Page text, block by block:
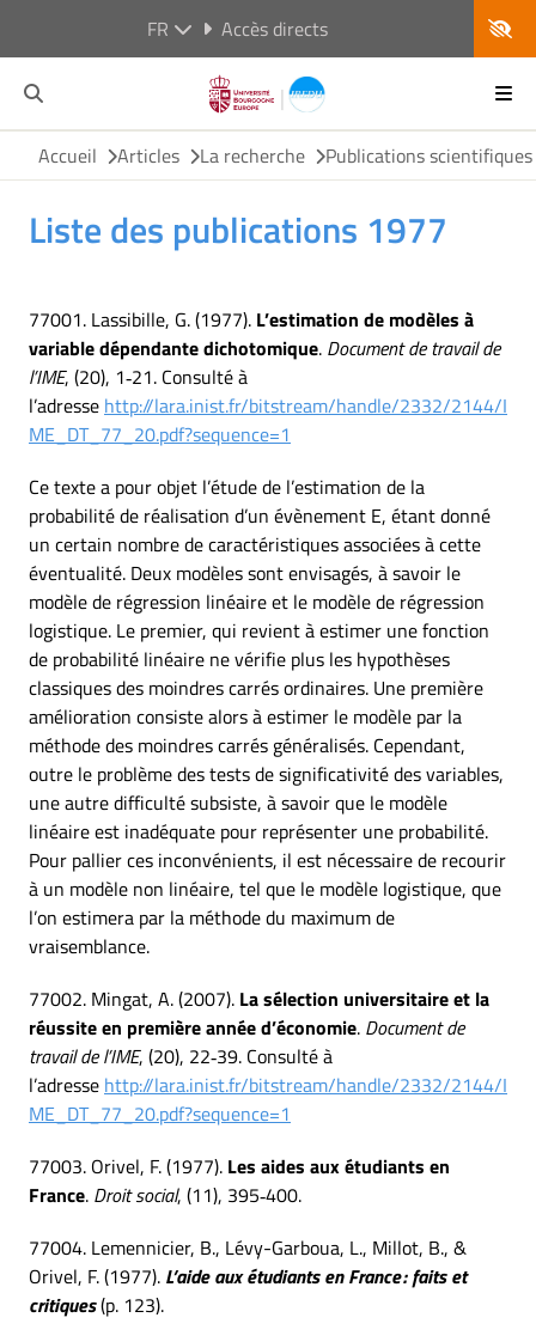
FR Accès directs
Accueil Articles La recherche Publications scientifiques
Liste des publications 1977
77001. Lassibille, G. (1977). L’estimation de modèles à
variable dépendante dichotomique. Document de travail de
l’IME, (20), 1‑21. Consulté à
l’adresse http://lara.inist.fr/bitstream/handle/2332/2144/I
ME_DT_77_20.pdf?sequence=1
Ce texte a pour objet l’étude de l’estimation de la
probabilité de réalisation d’un évènement E, étant donné
un certain nombre de caractéristiques associées à cette
éventualité. Deux modèles sont envisagés, à savoir le
modèle de régression linéaire et le modèle de régression
logistique. Le premier, qui revient à estimer une fonction
de probabilité linéaire ne vérifie plus les hypothèses
classiques des moindres carrés ordinaires. Une première
amélioration consiste alors à estimer le modèle par la
méthode des moindres carrés généralisés. Cependant,
outre le problème des tests de significativité des variables,
une autre difficulté subsiste, à savoir que le modèle
linéaire est inadéquate pour représenter une probabilité.
Pour pallier ces inconvénients, il est nécessaire de recourir
à un modèle non linéaire, tel que le modèle logistique, que
l’on estimera par la méthode du maximum de
vraisemblance.
77002. Mingat, A. (2007). La sélection universitaire et la
réussite en première année d’économie. Document de
travail de l’IME, (20), 22‑39. Consulté à
l’adresse http://lara.inist.fr/bitstream/handle/2332/2144/I
ME_DT_77_20.pdf?sequence=1
77003. Orivel, F. (1977). Les aides aux étudiants en
France. Droit social, (11), 395‑400.
77004. Lemennicier, B., Lévy-Garboua, L., Millot, B., &
Orivel, F. (1977). L’aide aux étudiants en France : faits et
critiques(p. 123).